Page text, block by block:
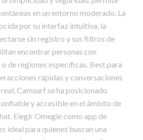
en un entorno moderado. La
por su interfaz intuitiva, la
sin registro y sus filtros de
encontrar personas con
de regiones específicas. Best para
rápidas y conversaciones
Camsurf se ha posicionado
y accesible en el ámbito de
Elegir Omegle como app de
ideal para quienes buscan una